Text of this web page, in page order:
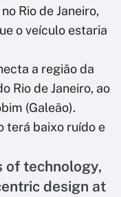
Rio de Janeiro,
o veículo estaria
a região da
Rio de Janeiro, ao
(Galeão).
terá baixo ruído e
of technology,
design at